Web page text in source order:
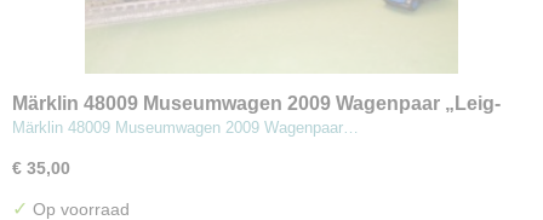
Märklin 48009 Museumwagen 2009 Wagenpaar „Leig-
eenheid” type Gllmghs 37
Märklin 48009 Museumwagen 2009 Wagenpaar…
€ 35,00
✓ Op voorraad